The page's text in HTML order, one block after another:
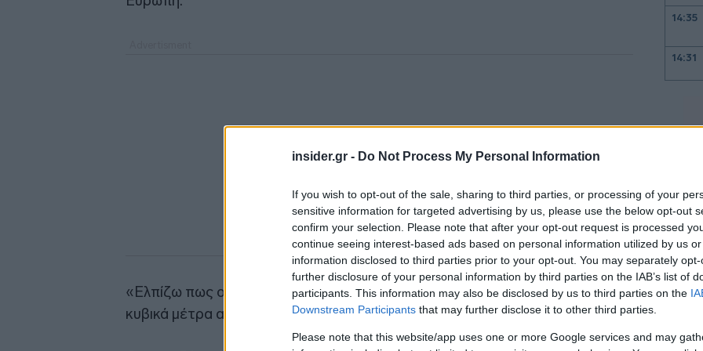
insider.gr - Do Not Process My Personal Information
If you wish to opt-out of the sale, sharing to third parties, or processing of your
sensitive information for targeted advertising by us, please use the below opt-out
confirm your selection. Please note that after your opt-out request is processed
continue seeing interest-based ads based on personal information utilized by us
information disclosed to third parties prior to your opt-out. You may separately
further disclosure of your personal information by third parties on the IAB’s list of
participants. This information may also be disclosed by us to third parties on the
Downstream Participants that may further disclose it to other third parties.
Please note that this website/app uses one or more Google services and may
«Ελπίζω πως οι εξαγωγές του TAP θα μπορούσαν να αυξηθούν από τα 8 δισ.
κυβικά μέτρα ανά έτος στα 10 δισ.».
14:35
14:31
14:05
13:57